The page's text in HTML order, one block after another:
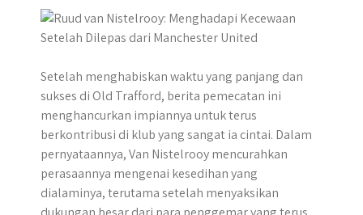
r
Setelah menghabiskan waktu yang panjang dan
sukses di Old Trafford, berita pemecatan ini
menghancurkan impiannya untuk terus
berkontribusi di klub yang sangat ia cintai. Dalam
pernyataannya, Van Nistelrooy mencurahkan
perasaannya mengenai kesedihan yang
dialaminya, terutama setelah menyaksikan